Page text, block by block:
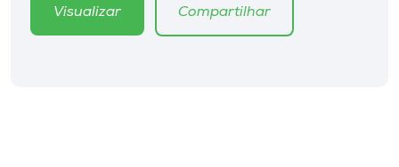
RádioVisualizar Compartilhar